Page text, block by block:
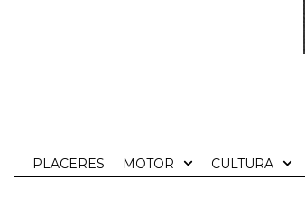
PLACERES MOTOR CULTURA